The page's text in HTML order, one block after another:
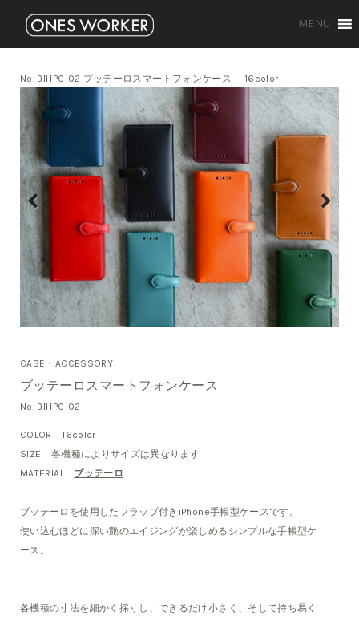
MENU
No. BIHPC-02 ブッテーロスマートフォンケース 16color
CASE・ACCESSORY
ブッテーロスマートフォンケース
No. BIHPC-02
COLOR 16color
SIZE 各機種によりサイズは異なります
MATERIAL ブッテーロ
ブッテーロを使用したフラップ付きiPhone手帳型ケースです。
使い込むほどに深い艶のエイジングが楽しめるシンプルな手帳型ケ
ース。
各機種の寸法を細かく採寸し、できるだけ小さく、そして持ち易く